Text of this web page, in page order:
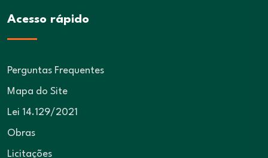
Acesso rápido
Perguntas Frequentes
Mapa do Site
Lei 14.129/2021
Obras
Licitações